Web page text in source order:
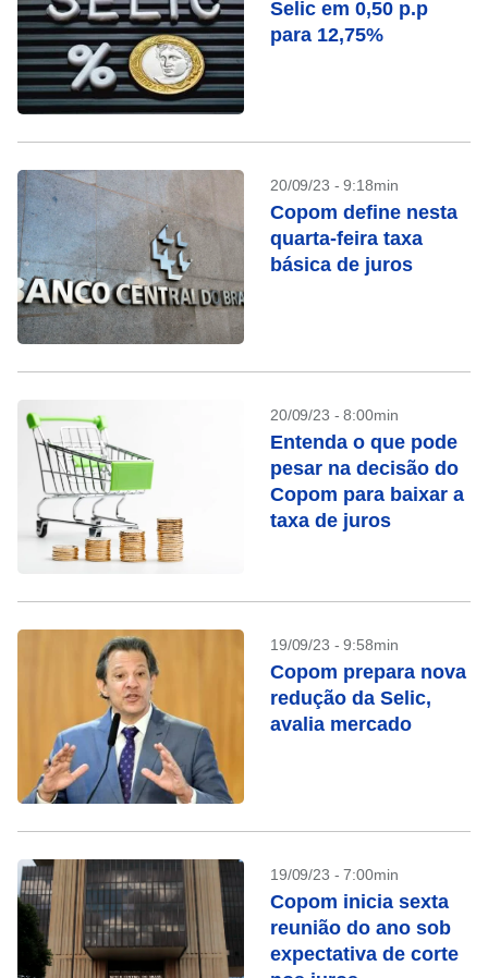
Selic em 0,50 p.p
para 12,75%
20/09/23 - 9:18min
Copom define nesta
quarta-feira taxa
básica de juros
20/09/23 - 8:00min
Entenda o que pode
pesar na decisão do
Copom para baixar a
taxa de juros
19/09/23 - 9:58min
Copom prepara nova
redução da Selic,
avalia mercado
19/09/23 - 7:00min
Copom inicia sexta
reunião do ano sob
expectativa de corte